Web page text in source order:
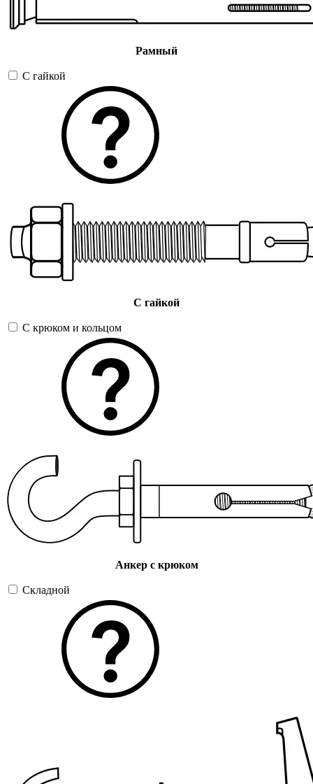
Рамный
С гайкой
С гайкой
С крюком и кольцом
Анкер с крюком
Складной